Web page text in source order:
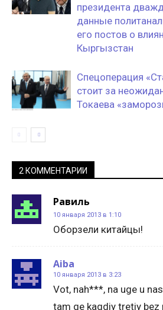
президента
данные
его постов о
Кыргызстан
Спецоперация
стоит за
Токаева
2 КОММЕНТАРИИ
Равиль
10 января 2013 в 1:10
Оборзели китайцы!
Aiba
10 января 2013 в 3:23
Vot, nah***, na uge u
tam ge kagdiy tretiy